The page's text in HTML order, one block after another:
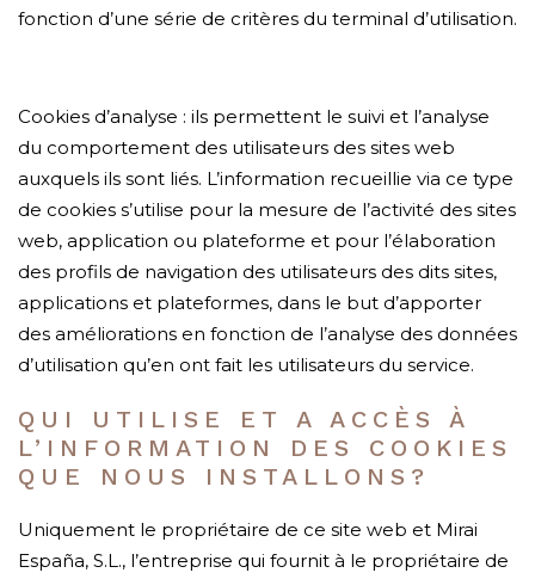
fonction d’une série de critères du terminal d’utilisation.
Cookies d’analyse : ils permettent le suivi et l’analyse
du comportement des utilisateurs des sites web
auxquels ils sont liés. L’information recueillie via ce type
de cookies s’utilise pour la mesure de l’activité des sites
web, application ou plateforme et pour l’élaboration
des profils de navigation des utilisateurs des dits sites,
applications et plateformes, dans le but d’apporter
des améliorations en fonction de l’analyse des données
d’utilisation qu’en ont fait les utilisateurs du service.
QUI UTILISE ET A ACCÈS À
L’INFORMATION DES COOKIES
QUE NOUS INSTALLONS?
Uniquement le propriétaire de ce site web et Mirai
España, S.L., l’entreprise qui fournit à le propriétaire de